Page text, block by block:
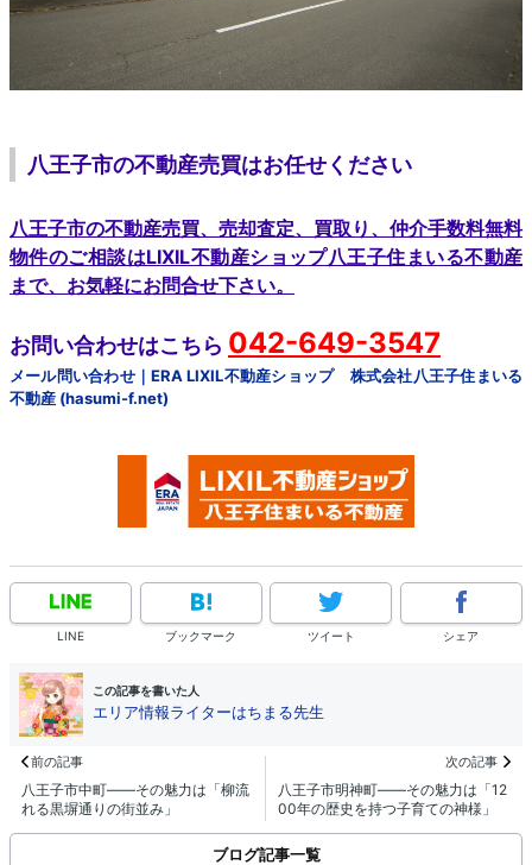
八王子市の不動産売買はお任せください
八王子市の不動産売買、売却査定、買取り、仲介手数料無料
物件のご相談はLIXIL不動産ショップ八王子住まいる不動産
まで、お気軽にお問合せ下さい。
お問い合わせはこちら 042-649-3547
メール問い合わせ｜ERA LIXIL不動産ショップ 株式会社八王子住まいる
不動産 (hasumi-f.net)
LINE ブックマーク ツイート シェア
この記事を書いた人
エリア情報ライターはちまる先生
前の記事
八王子市中町――その魅力は「柳流
れる黒塀通りの街並み」
次の記事
八王子市明神町――その魅力は「12
00年の歴史を持つ子育ての神様」
ブログ記事一覧